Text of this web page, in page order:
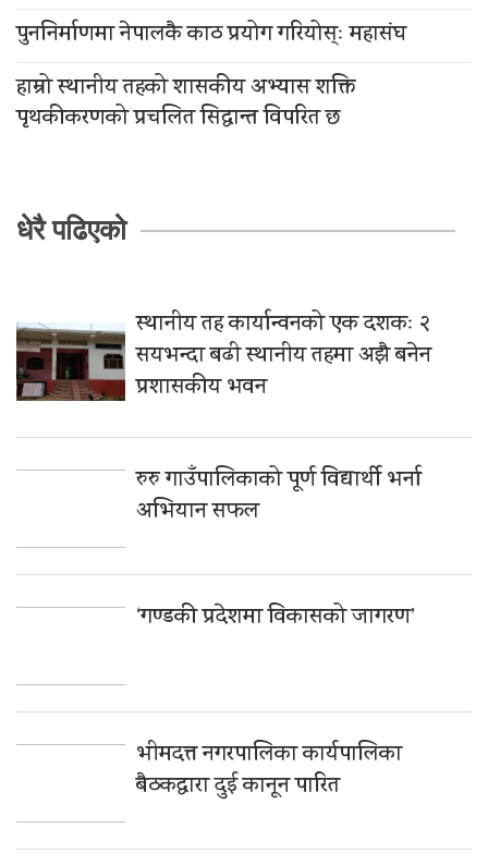
पुननिर्माणमा नेपालकै काठ प्रयोग गरियोस्ः महासंघ
हाम्रो स्थानीय तहको शासकीय अभ्यास शक्ति
पृथकीकरणको प्रचलित सिद्धान्त विपरित छ
धेरै पढिएको
स्थानीय तह कार्यान्वनको एक दशकः २
सयभन्दा बढी स्थानीय तहमा अझै बनेन
प्रशासकीय भवन
रुरु गाउँपालिकाको पूर्ण विद्यार्थी भर्ना
अभियान सफल
‘गण्डकी प्रदेशमा विकासको जागरण’
भीमदत्त नगरपालिका कार्यपालिका
बैठकद्वारा दुई कानून पारित